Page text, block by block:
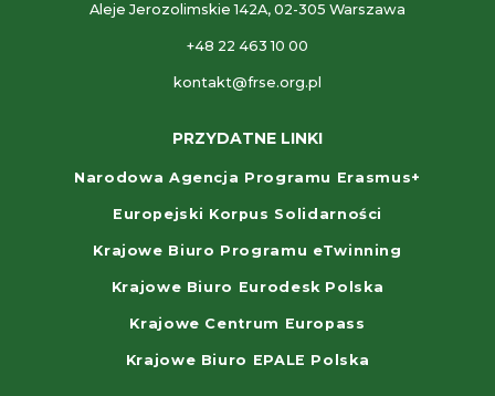
Aleje Jerozolimskie 142A, 02-305 Warszawa
+48 22 463 10 00
kontakt@frse.org.pl
PRZYDATNE LINKI
Narodowa Agencja Programu Erasmus+
Europejski Korpus Solidarności
Krajowe Biuro Programu eTwinning
Krajowe Biuro Eurodesk Polska
Krajowe Centrum Europass
Krajowe Biuro EPALE Polska